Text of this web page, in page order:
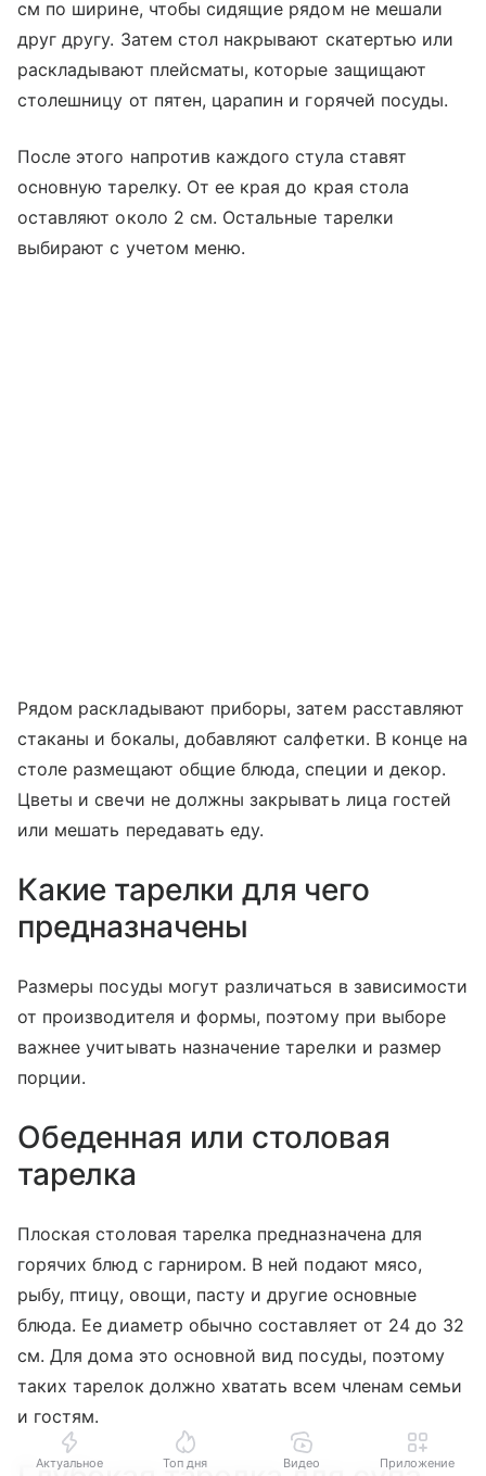
см по ширине, чтобы сидящие рядом не мешали
друг другу. Затем стол накрывают скатертью или
раскладывают плейсматы, которые защищают
столешницу от пятен, царапин и горячей посуды.
После этого напротив каждого стула ставят
основную тарелку. От ее края до края стола
оставляют около 2 см. Остальные тарелки
выбирают с учетом меню.
Рядом раскладывают приборы, затем расставляют
стаканы и бокалы, добавляют салфетки. В конце на
столе размещают общие блюда, специи и декор.
Цветы и свечи не должны закрывать лица гостей
или мешать передавать еду.
Какие тарелки для чего
предназначены
Размеры посуды могут различаться в зависимости
от производителя и формы, поэтому при выборе
важнее учитывать назначение тарелки и размер
порции.
Обеденная или столовая
тарелка
Плоская столовая тарелка предназначена для
горячих блюд с гарниром. В ней подают мясо,
рыбу, птицу, овощи, пасту и другие основные
блюда. Ее диаметр обычно составляет от 24 до 32
см. Для дома это основной вид посуды, поэтому
таких тарелок должно хватать всем членам семьи
и гостям.
Актуальное Топ дня Видео Приложение